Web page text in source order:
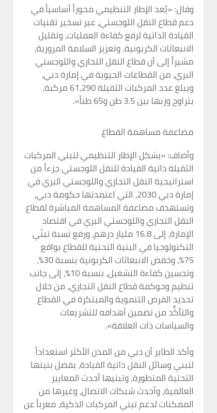
وقال: «يُعد الإطار التنظيمي محوراً أساسياً في
دعم قطاع النقل اللوجستي، عبر تسخير تقنيات
القيادة الذاتية لرفع كفاءة العمليات، وتقليل
الانبعاثات الكربونية، وتعزيز السلامة المرورية،
مشيراً إلى أن قطاع النقل التجاري واللوجستي
البري، من القطاعات الحيوية في إمارة دبي،
ويبلغ عدد المركبات الثقيلة 61,290 مركبة،
يتراوح وزنها بين 3.5 طن و65 طناً».
مضاعفة مساهمة القطاع
وأضاف: «يشكل الإطار التنظيمي لتبني المركبات
الثقيلة ذاتية القيادة للنقل اللوجستي جزءاً من
استراتيجية النقل التجاري واللوجستي البري في
إمارة دبي 2030، التي اعتمدتها حكومة دبي،
وتستهدف مضاعفة المساهمة المباشرة لقطاع
النقل التجاري واللوجستي البري في اقتصاد
الإمارة، إلى 16.8 مليار درهم، ورفع نسبة تبنّي
التكنولوجيا في البنية التحتية للقطاع بواقع
75%، وخفض الانبعاثات الكربونية بنسبة 30%،
وتحسين كفاءة التشغيل، بنسبة 10%، إلى جانب
تنظيم وحوكمة قطاع النقل التجاري، من خلال
تحديد الفرص التنموية والمبتكرة في القطاع
والتأكُّد من تضمين أهدافه للتشريعات
والسياسات ذات العلاقة».
وأكد الطاير أن دبي من المدن الأكثر استعداداً
لتبني وسائل النقل ذاتية القيادة، بفضل بنيتها
التحتية المتطورة، وتبنيها أحدث المعايير
العالمية، وأحدث شبكات الاتصال، وغيرها من
الممكنات لدعم تبني المركبات الذكية، معرباً عن